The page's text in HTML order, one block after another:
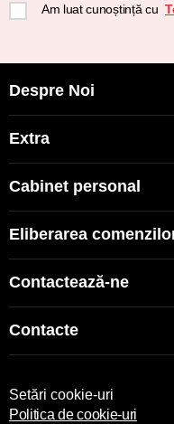
Am luat cunoștință cu
Despre Noi
Extra
Cabinet personal
Eliberarea
Contactează-ne
Contacte
Setări cookie-uri
Politica de cookie-uri